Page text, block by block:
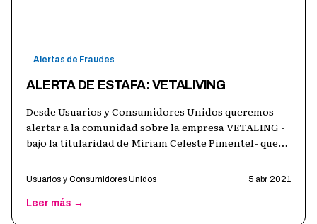
Alertas de Fraudes
ALERTA DE ESTAFA: VETALIVING
Desde Usuarios y Consumidores Unidos queremos
alertar a la comunidad sobre la empresa VETALING -
bajo la titularidad de Miriam Celeste Pimentel- que
Usuarios y Consumidores Unidos 5 abr 2021
Leer más →